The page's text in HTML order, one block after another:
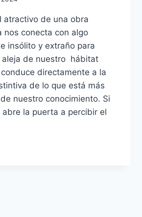
atractivo de una obra
nos conecta con algo
insólito y extraño para
aleja de nuestro hábitat
directamente a la
de lo que está más
nuestro conocimiento. Si
abre la puerta a percibir el